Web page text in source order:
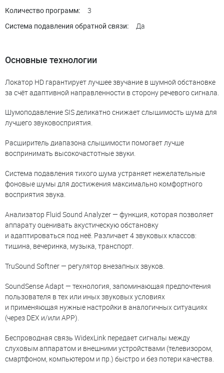
Количество программ: 3
Система подавления обратной связи: Да
Основные технологии
Локатор HD гарантирует лучшее звучание в шумной обстановке
за счёт адаптивной направленности в сторону речевого сигнала.
Шумоподавление SIS деликатно снижает слышимость шума для
лучшего звуковосприятия.
Расширитель диапазона слышимости помогает лучше
воспринимать высокочастотные звуки.
Система подавления тихого шума устраняет нежелательные
фоновые шумы для достижения максимально комфортного
восприятия звука.
Анализатор Fluid Sound Analyzer — функция, которая позволяет
аппарату оценивать акустическую обстановку
и адаптироваться под неё. Различает 4 звуковых классов:
тишина, вечеринка, музыка, транспорт.
TruSound Softner — регулятор внезапных звуков.
SoundSense Adapt — технология, запоминающая предпочтения
пользователя в тех или иных звуковых условиях
и применяющая нужные настройки в аналогичных ситуациях
(через DEX и/или АРР).
Беспроводная связь WidexLink передает сигналы между
слуховым аппаратом и внешними устройствами (телевизором,
смартфоном, компьютером и пр.) быстро и без потери качества.